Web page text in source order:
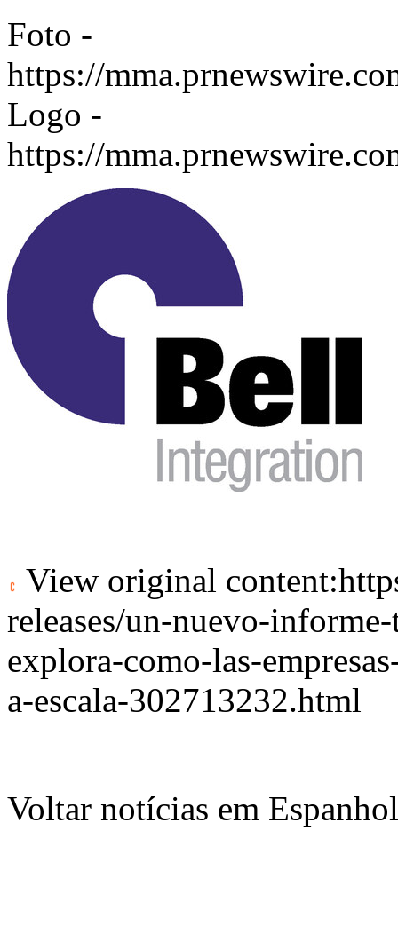
Foto -
https://
Logo -
https://
View original content:
releases/un-nuevo-
explora-como-las-
a-escala-302713232.html
Voltar notícias em Espanhol